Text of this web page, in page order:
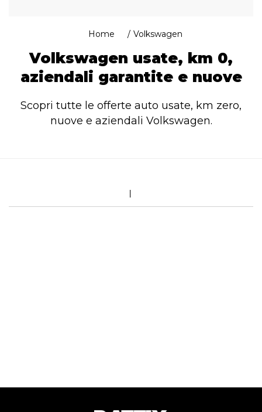
Home Volkswagen
Volkswagen usate, km 0,
aziendali garantite e nuove
Scopri tutte le offerte auto usate, km zero,
nuove e aziendali Volkswagen.